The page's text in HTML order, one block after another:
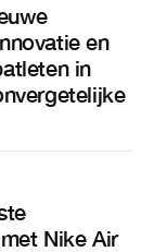
en
in
Nike Air